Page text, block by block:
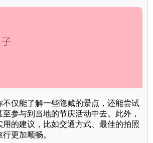
不仅能了解一些隐藏的景点，还能尝试
参与到当地的节庆活动中去。此外，
用的建议，比如交通方式、最佳的拍照
更加顺畅。